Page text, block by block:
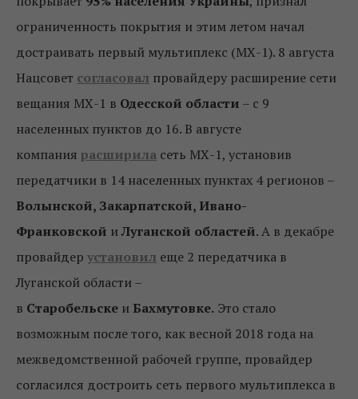
ограниченность покрытия и этим летом начал
достраивать первый мультиплекс (МХ-1). 8 августа
Нацсовет согласовал провайдеру расширение сети
вещания МХ-1 в Одесской области – с 9
населенных пунктов до 16. В августе
компания расширила сеть МХ-1, установив
передатчики в 14 населенных пунктах 4 регионов –
Волынской, Закарпатской, Ивано-
Франковской иЛуганской областей. А в декабре
провайдер установил еще 2 передатчика в
Луганской области –
в Старобельске и Бахмутовке. Это стало
возможным после того, как весной 2018 года на
межведомственной рабочей группе, провайдер
согласился достроить сеть первого мультиплекса в